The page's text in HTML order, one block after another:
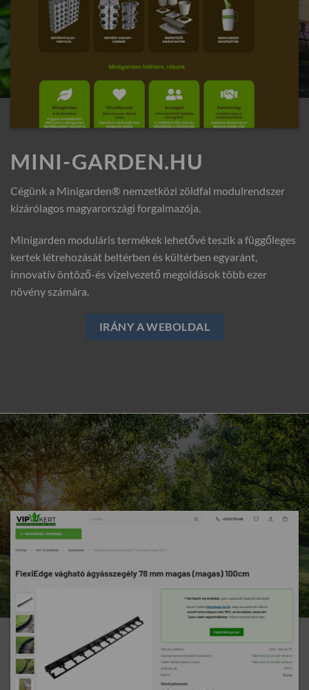
MINI-GARDEN.HU
Cégünk a Minigarden® nemzetközi zöldfal modulrendszer
kizárólagos magyarországi forgalmazója.
Minigarden moduláris termékek lehetővé teszik a függőleges
kertek létrehozását beltérben és kültérben egyaránt,
innovatív öntöző-és vízelvezető megoldások több ezer
növény számára.
IRÁNY A WEBOLDAL